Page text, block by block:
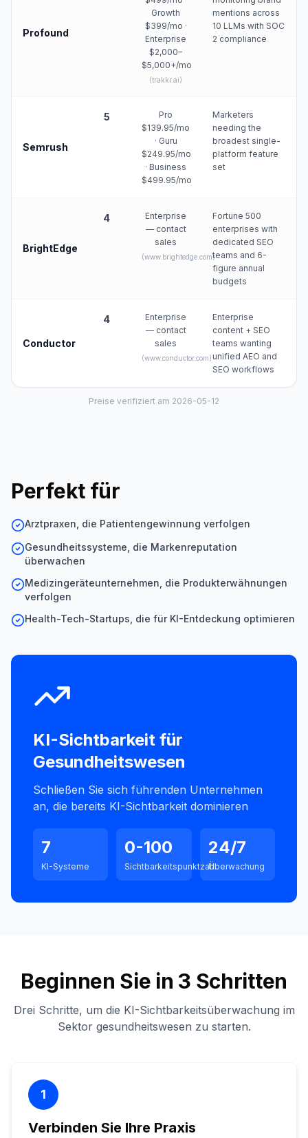
Profound
Growth
$399/mo ·
Enterprise
$2,000–
$5,000+/mo
(trakkr.ai)
mentions across
10 LLMs with SOC
2 compliance
Semrush
5
Pro
$139.95/mo
· Guru
$249.95/mo
· Business
$499.95/mo
Marketers
needing the
broadest single-
platform feature
set
BrightEdge
4
Enterprise
— contact
sales
(www.brightedge.com)
Fortune 500
enterprises with
dedicated SEO
teams and 6-
figure annual
budgets
Conductor
4
Enterprise
— contact
sales
(www.conductor.com)
Enterprise
content + SEO
teams wanting
unified AEO and
SEO workflows
Preise verifiziert am 2026-05-12
Perfekt für
Arztpraxen, die Patientengewinnung verfolgen
Gesundheitssysteme, die Markenreputation
überwachen
Medizingeräteunternehmen, die Produkterwähnungen
verfolgen
Health-Tech-Startups, die für KI-Entdeckung optimieren
KI-Sichtbarkeit für
Gesundheitswesen
Schließen Sie sich führenden Unternehmen
an, die bereits KI-Sichtbarkeit dominieren
7
KI-Systeme
0-100
Sichtbarkeitspunktzahl
24/7
Überwachung
Beginnen Sie in 3 Schritten
Drei Schritte, um die KI-Sichtbarkeitsüberwachung im
Sektor gesundheitswesen zu starten.
1
Verbinden Sie Ihre Praxis